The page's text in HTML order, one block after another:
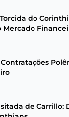
do
Mercado
de Carrillo: